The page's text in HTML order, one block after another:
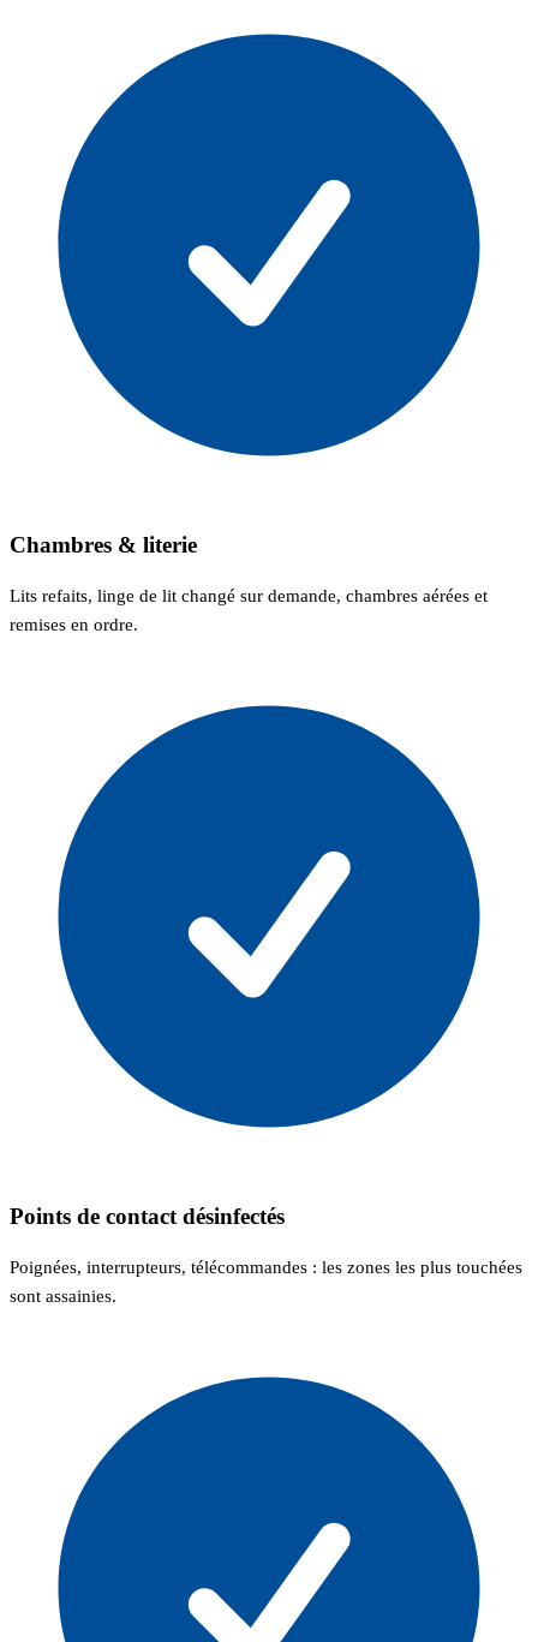
Chambres & literie
Lits refaits, linge de lit changé sur demande, chambres aérées et
remises en ordre.
Points de contact désinfectés
Poignées, interrupteurs, télécommandes : les zones les plus touchées
sont assainies.